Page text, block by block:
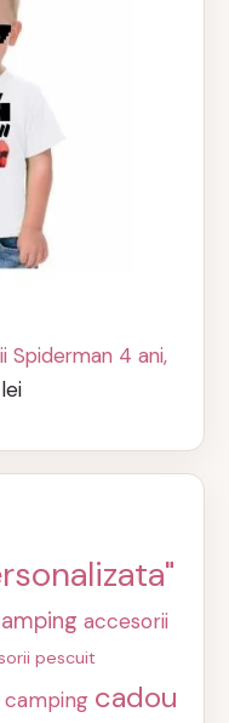
Spiderman 4 ani,
lei
accesorii
pescuit
camping cadou